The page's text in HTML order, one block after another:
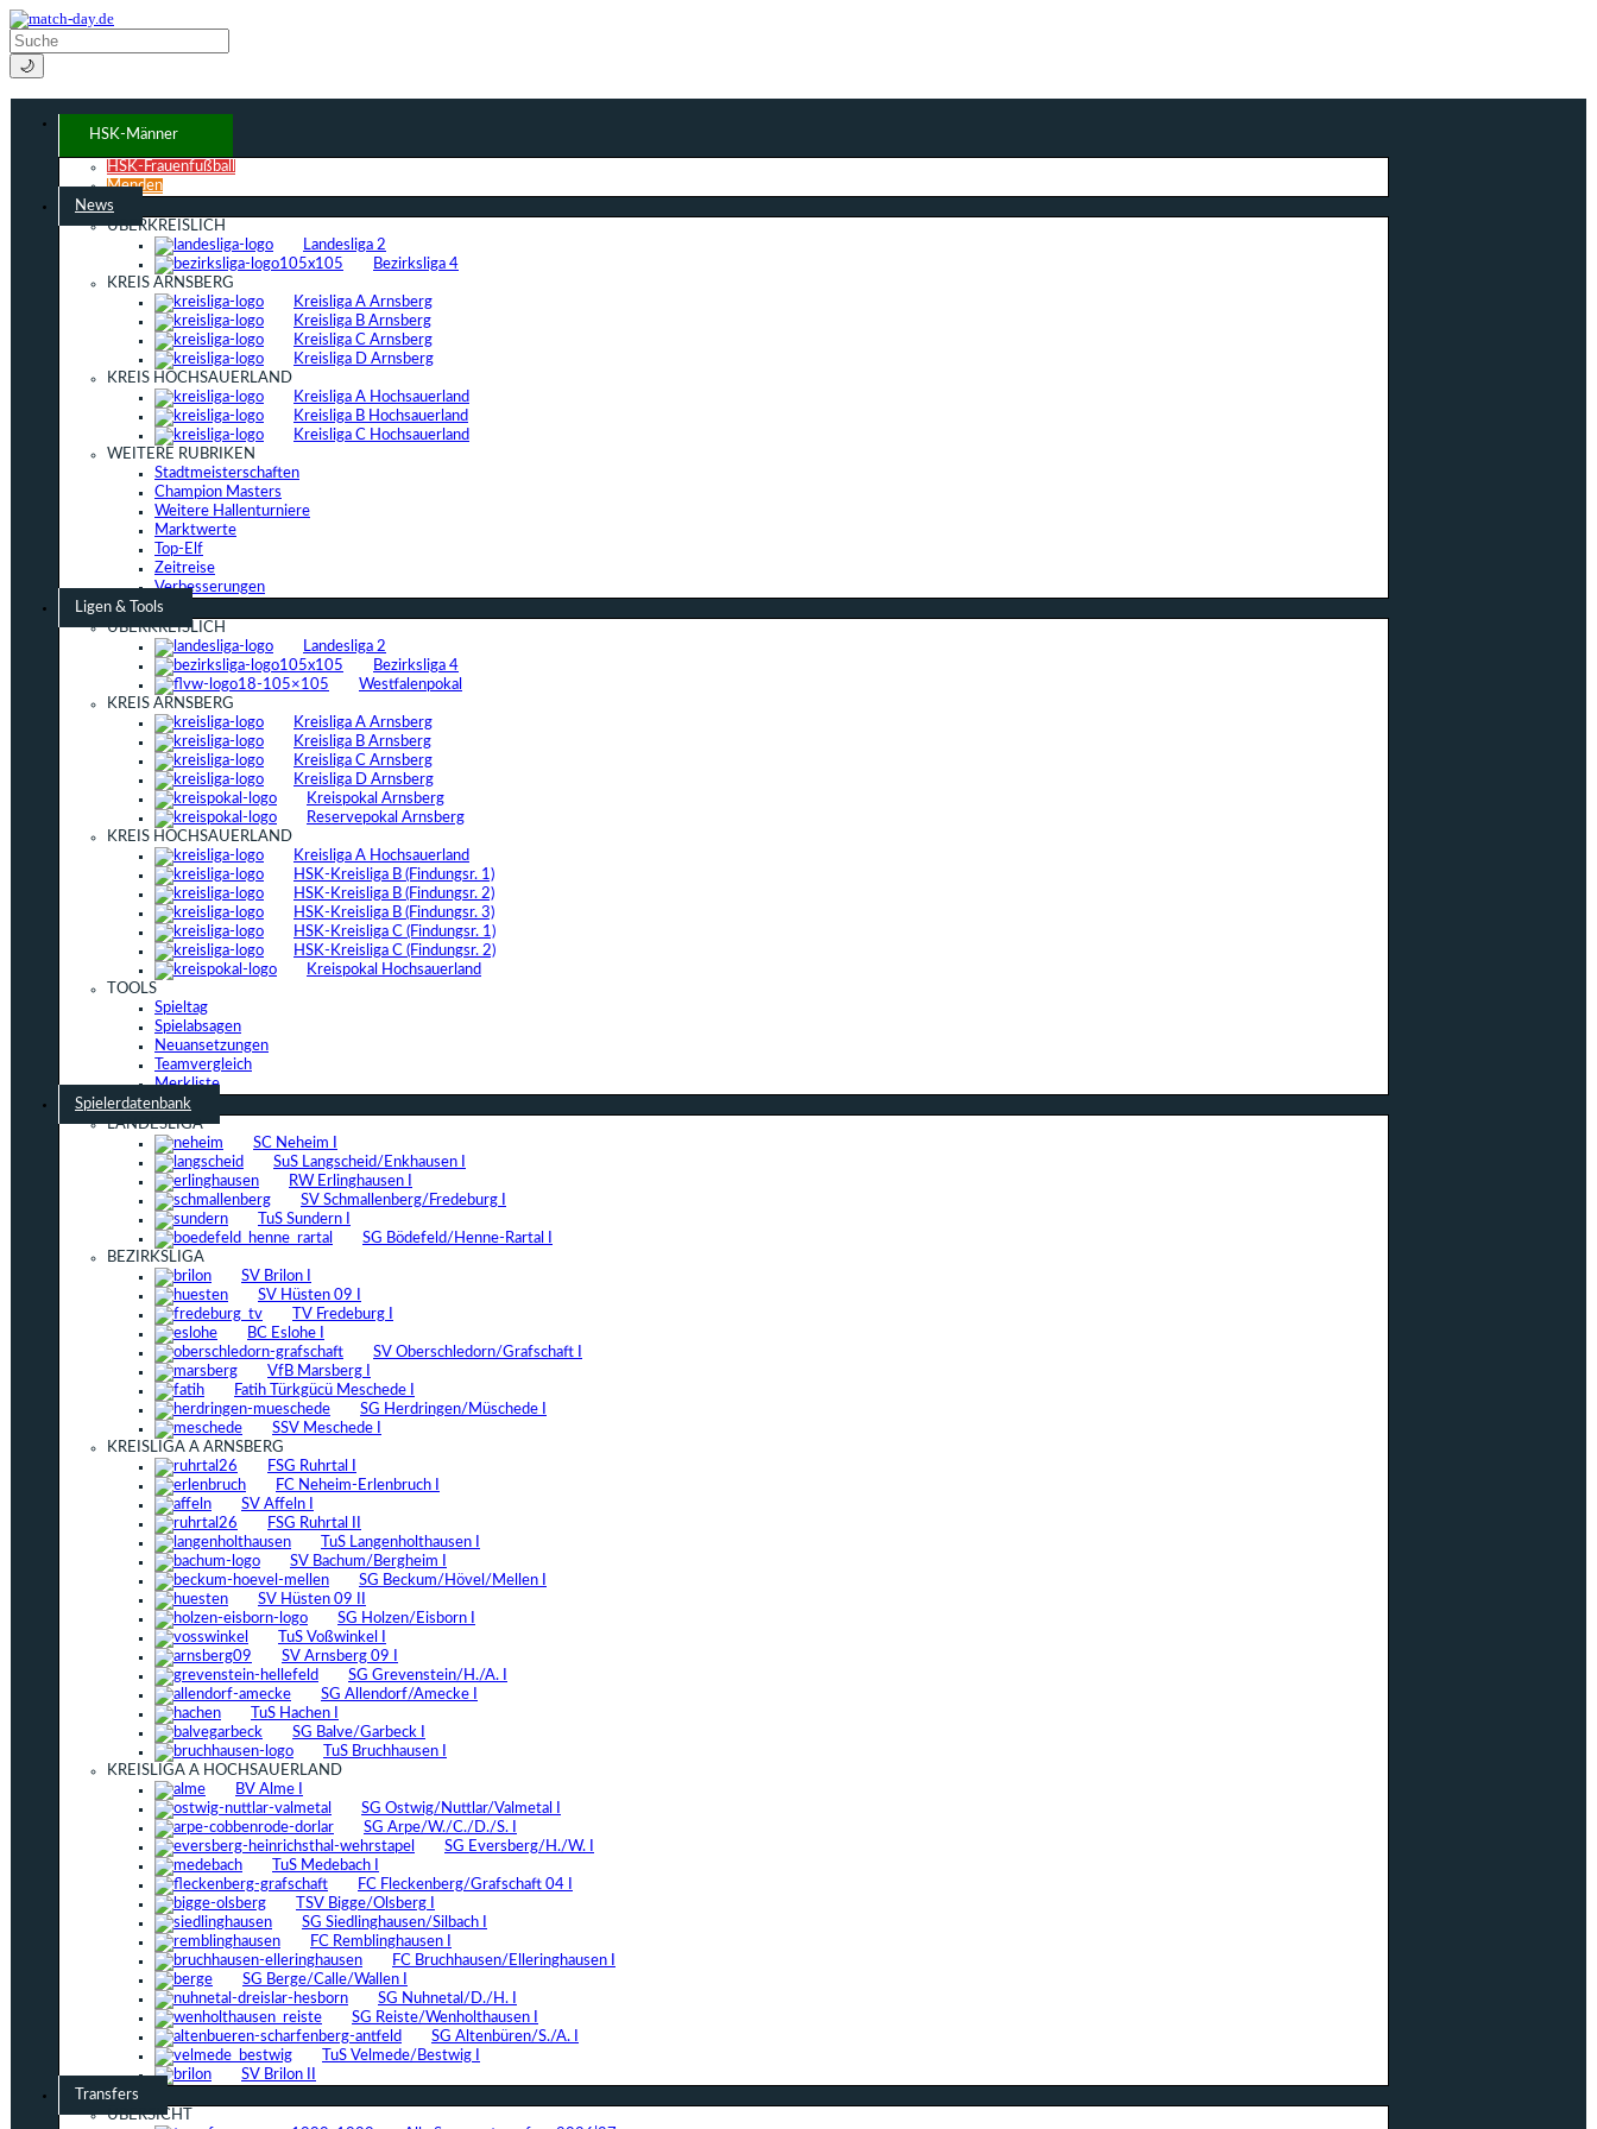
🌙
HSK-Männer
HSK-Frauenfußball
Menden
News
ÜBERKREISLICH
Landesliga 2
Bezirksliga 4
KREIS ARNSBERG
Kreisliga A Arnsberg
Kreisliga B Arnsberg
Kreisliga C Arnsberg
Kreisliga D Arnsberg
KREIS HOCHSAUERLAND
Kreisliga A Hochsauerland
Kreisliga B Hochsauerland
Kreisliga C Hochsauerland
WEITERE RUBRIKEN
Stadtmeisterschaften
Champion Masters
Weitere Hallenturniere
Marktwerte
Top-Elf
Zeitreise
Verbesserungen
Ligen & Tools
ÜBERKREISLICH
Landesliga 2
Bezirksliga 4
Westfalenpokal
KREIS ARNSBERG
Kreisliga A Arnsberg
Kreisliga B Arnsberg
Kreisliga C Arnsberg
Kreisliga D Arnsberg
Kreispokal Arnsberg
Reservepokal Arnsberg
KREIS HOCHSAUERLAND
Kreisliga A Hochsauerland
HSK-Kreisliga B (Findungsr. 1)
HSK-Kreisliga B (Findungsr. 2)
HSK-Kreisliga B (Findungsr. 3)
HSK-Kreisliga C (Findungsr. 1)
HSK-Kreisliga C (Findungsr. 2)
Kreispokal Hochsauerland
TOOLS
Spieltag
Spielabsagen
Neuansetzungen
Teamvergleich
Merkliste
Spielerdatenbank
LANDESLIGA
SC Neheim I
SuS Langscheid/Enkhausen I
RW Erlinghausen I
SV Schmallenberg/Fredeburg I
TuS Sundern I
SG Bödefeld/Henne-Rartal I
BEZIRKSLIGA
SV Brilon I
SV Hüsten 09 I
TV Fredeburg I
BC Eslohe I
SV Oberschledorn/Grafschaft I
VfB Marsberg I
Fatih Türkgücü Meschede I
SG Herdringen/Müschede I
SSV Meschede I
KREISLIGA A ARNSBERG
FSG Ruhrtal I
FC Neheim-Erlenbruch I
SV Affeln I
FSG Ruhrtal II
TuS Langenholthausen I
SV Bachum/Bergheim I
SG Beckum/Hövel/Mellen I
SV Hüsten 09 II
SG Holzen/Eisborn I
TuS Voßwinkel I
SV Arnsberg 09 I
SG Grevenstein/H./A. I
SG Allendorf/Amecke I
TuS Hachen I
SG Balve/Garbeck I
TuS Bruchhausen I
KREISLIGA A HOCHSAUERLAND
BV Alme I
SG Ostwig/Nuttlar/Valmetal I
SG Arpe/W./C./D./S. I
SG Eversberg/H./W. I
TuS Medebach I
FC Fleckenberg/Grafschaft 04 I
TSV Bigge/Olsberg I
SG Siedlinghausen/Silbach I
FC Remblinghausen I
FC Bruchhausen/Elleringhausen I
SG Berge/Calle/Wallen I
SG Nuhnetal/D./H. I
SG Reiste/Wenholthausen I
SG Altenbüren/S./A. I
TuS Velmede/Bestwig I
SV Brilon II
Transfers
ÜBERSICHT